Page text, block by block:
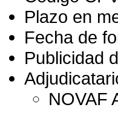
Plazo en
Fecha de
Publicidad
NOVAF